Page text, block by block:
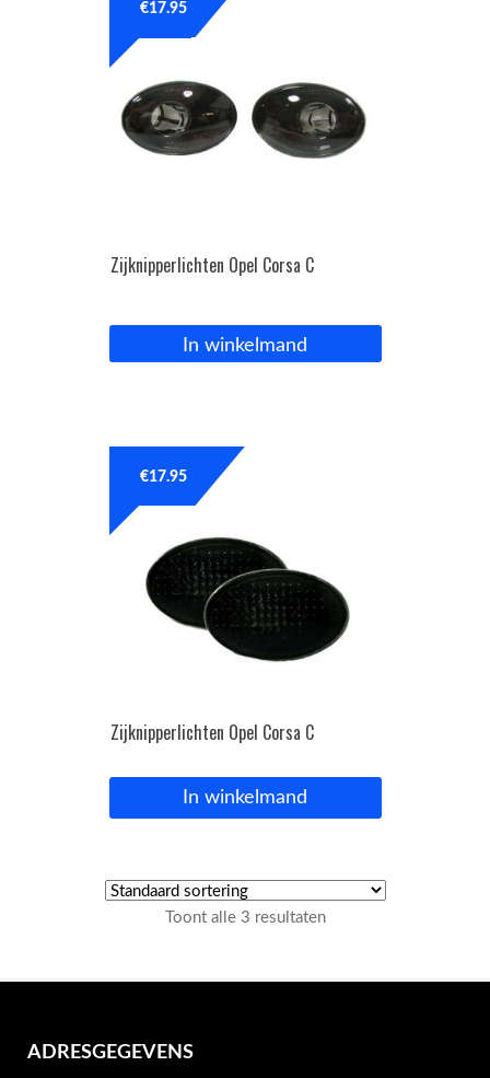
Zijknipperlichten Opel Corsa C
€17.95
In winkelmand
Zijknipperlichten Opel Corsa C
€17.95
In winkelmand
Toont alle 3 resultaten
ADRESGEGEVENS